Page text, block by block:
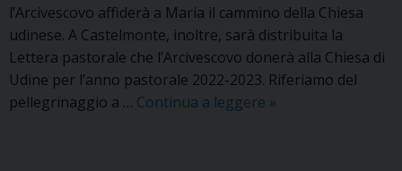
l’Arcivescovo affiderà a Maria il cammino della Chiesa
udinese. A Castelmonte, inoltre, sarà distribuita la
Lettera pastorale che l’Arcivescovo donerà alla Chiesa di
Udine per l’anno pastorale 2022-2023. Riferiamo del
pellegrinaggio a … Continua a leggere Progetto
»